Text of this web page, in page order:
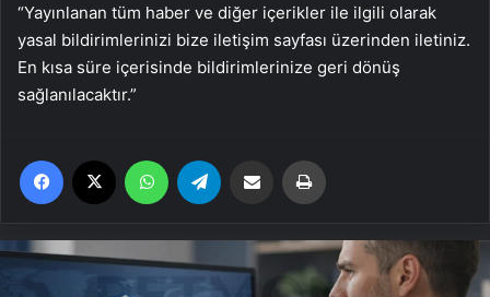
“Yayınlanan tüm haber ve diğer içerikler ile ilgili olarak
yasal bildirimlerinizi bize iletişim sayfası üzerinden iletiniz.
En kısa süre içerisinde bildirimlerinize geri dönüş
sağlanılacaktır.”
Facebook WhatsApp Email'den paylaş